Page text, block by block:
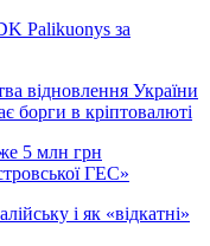
Palikuonys за
відновлення України
борги в кріптовалюті
5 млн грн
ГЕС»
і як «відкатні»